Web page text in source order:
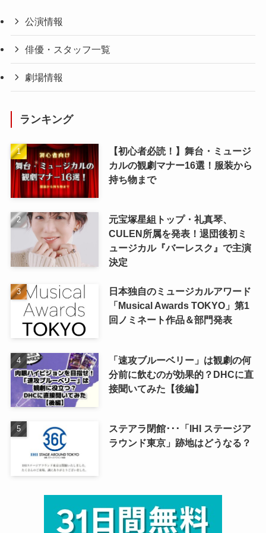
公演情報
俳優・スタッフ一覧
劇場情報
ランキング
【初心者必読！】舞台・ミュージ
カルの観劇マナー16選！服装から
持ち物まで
元宝塚星組トップ・礼真琴、
CULEN所属を発表！退団後初ミ
ュージカル『バーレスク』で主演
決定
日本独自のミュージカルアワード
「Musical Awards TOKYO」第1
回ノミネート作品＆部門発表
「速攻ブルーベリー」は観劇の何
分前に飲むのが効果的？DHCに直
接聞いてみた【後編】
ステアラ閉館･･･「IHI ステージア
ラウンド東京」跡地はどうなる？